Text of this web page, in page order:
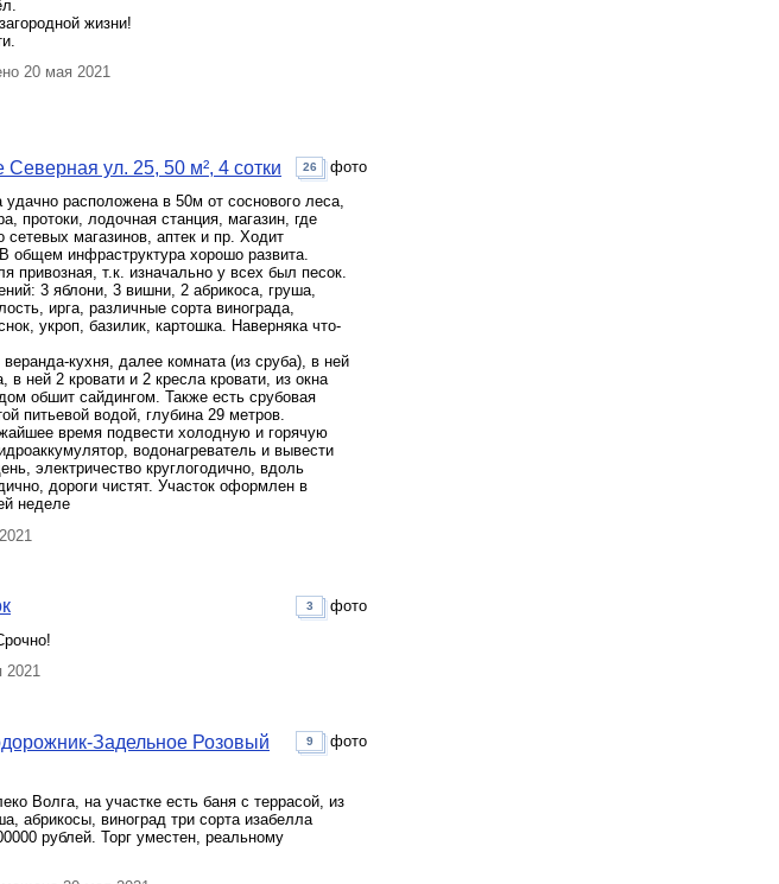
жизни!
20 мая 2021
ул. 25, 50 м², 4 сотки
расположена в 50м от соснового леса,
протоки, лодочная станция, магазин, где
магазинов, аптек и пр. Ходит
общем инфраструктура хорошо развита.
привозная, т.к. изначально у всех был песок.
3 яблони, 3 вишни, 2 абрикоса, груша,
ирга, различные сорта винограда,
укроп, базилик, картошка. Наверняка что-
кухня, далее комната (из сруба), в ней
ней 2 кровати и 2 кресла кровати, из окна
обшит сайдингом. Также есть срубовая
питьевой водой, глубина 29 метров.
время подвести холодную и горячую
водонагреватель и вывести
электричество круглогодично, вдоль
дороги чистят. Участок оформлен в
неделе
26 фото
3 фото
2021
Задельное Розовый
Волга, на участке есть баня с террасой, из
абрикосы, виноград три сорта изабелла
рублей. Торг уместен, реальному
9 фото